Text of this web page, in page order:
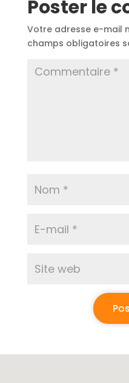
Poster le
Votre adresse e-mail
champs obligatoires